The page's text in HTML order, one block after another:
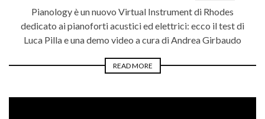
Pianology è un nuovo Virtual Instrument di Rhodes
dedicato ai pianoforti acustici ed elettrici: ecco il test di
Luca Pilla e una demo video a cura di Andrea Girbaudo
READ MORE